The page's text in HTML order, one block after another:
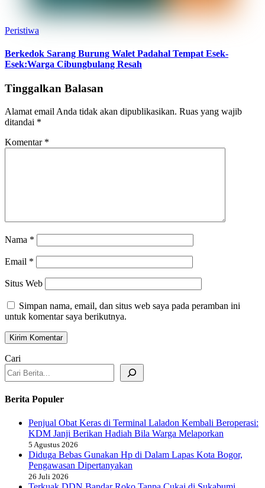
Peristiwa
Berkedok Sarang Burung Walet Padahal Tempat Esek-
Esek:Warga Cibungbulang Resah
Tinggalkan Balasan
Alamat email Anda tidak akan dipublikasikan. Ruas yang wajib
ditandai *
Komentar *
Nama *
Email *
Situs Web
Simpan nama, email, dan situs web saya pada peramban ini
untuk komentar saya berikutnya.
Cari
Berita Populer
Penjual Obat Keras di Terminal Laladon Kembali Beroperasi:
KDM Janji Berikan Hadiah Bila Warga Melaporkan
5 Agustus 2026
Diduga Bebas Gunakan Hp di Dalam Lapas Kota Bogor,
Pengawasan Dipertanyakan
26 Juli 2026